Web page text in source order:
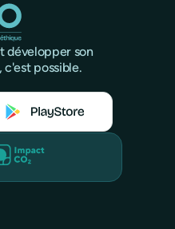
développer son
possible.